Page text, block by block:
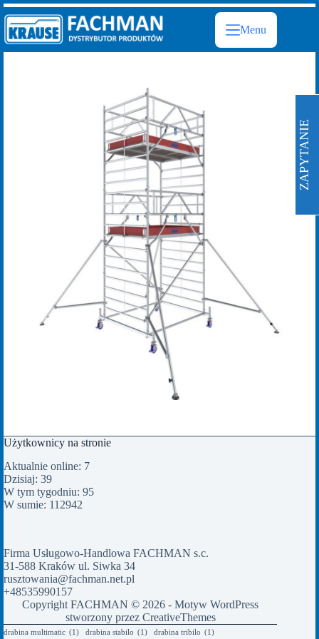
Przejdź
do
treści
Menu
Użytkownicy na stronie
Aktualnie online: 7
Dzisiaj: 39
W tym tygodniu: 95
W sumie: 112942
Firma Usługowo-Handlowa FACHMAN s.c.
31-588 Kraków ul. Siwka 34
rusztowania@fachman.net.pl
+48535990157
Copyright FACHMAN © 2026 - Motyw WordPress
stworzony przez CreativeThemes
drabina multimatic (1) drabina stabilo (1) drabina tribilo (1)
ZAPYTANIE